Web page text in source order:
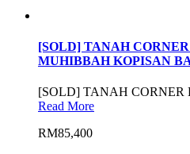
[SOLD] TANAH
MUHIBBAH KOPISAN
[SOLD] TANAH
Read More
RM85,400